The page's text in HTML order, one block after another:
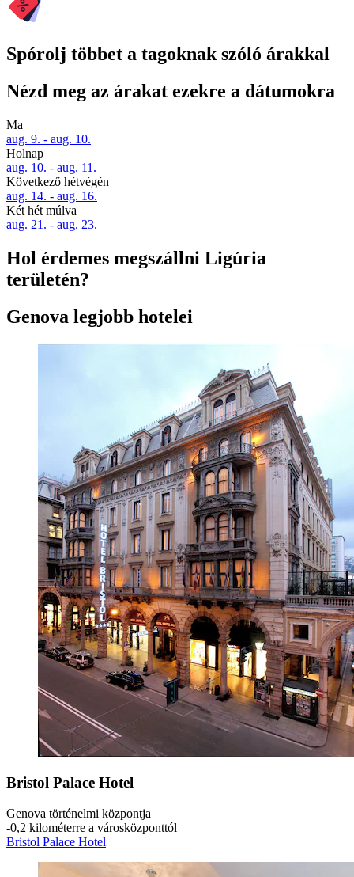
Spórolj többet a tagoknak szóló árakkal
Nézd meg az árakat ezekre a dátumokra
Ma
aug. 9. - aug. 10.
Holnap
aug. 10. - aug. 11.
Következő hétvégén
aug. 14. - aug. 16.
Két hét múlva
aug. 21. - aug. 23.
Hol érdemes megszállni Ligúria
területén?
Genova legjobb hotelei
Bristol Palace Hotel
Genova történelmi központja
‐0,2 kilométerre a városközponttól
Bristol Palace Hotel